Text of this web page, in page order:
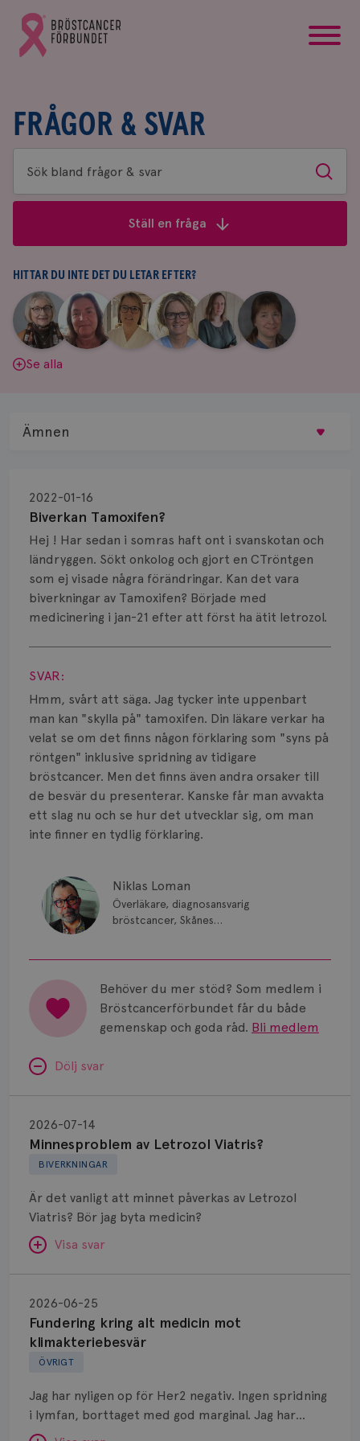
Gå
till
Bröstcancerförbundets
FRÅGOR & SVAR
Sök
bland
&
svar
Sök
Ställ en fråga
HITTAR DU INTE DET DU LETAR EFTER?
Aina
Johnsson
|
Anne
Andersson
Fredrika
Killander
|
Jeanette
Bäcklund
|
Maria
Edegran
|
Yvette
Andersson
Se alla
Biverkan Tamoxifen?
2022-01-16
Hej ! Har sedan i somras haft ont i svanskotan och
ländryggen. Sökt onkolog och gjort en CTröntgen
som ej visade några förändringar. Kan det vara
biverkningar av Tamoxifen? Började med
medicinering i jan-21 efter att först ha ätit letrozol.
Visa svar
SVAR:
Hmm, svårt att säga. Jag tycker inte uppenbart
man kan "skylla på" tamoxifen. Din läkare verkar ha
velat se om det finns någon förklaring som "syns på
röntgen" inklusive spridning av tidigare
bröstcancer. Men det finns även andra orsaker till
de besvär du presenterar. Kanske får man avvakta
ett slag nu och se hur det utvecklar sig, om man
inte finner en tydlig förklaring.
Niklas Loman
Överläkare, diagnosansvarig
bröstcancer, Skånes
Behöver du mer stöd? Som medlem i
Bröstcancerförbundet får du både
gemenskap och goda råd. Bli medlem
Dölj svar
BIVERKNINGAR
Minnesproblem av Letrozol Viatris?
2026-07-14
Är det vanligt att minnet påverkas av Letrozol
Viatris? Bör jag byta medicin?
Visa svar
SVAR:
Hej. Oavsett vilken hormonsänkande behandling
(men även cytostatika) man får så kan en del
uppleva negativ påverkan på minnet. Prata din
märke eller annan aromatashämmare. Det kan ofta
vara bra att ha en paus först, för att se att
Letrozol
Viatris?
ÖVRIGT
Fundering kring alt medicin mot
klimakteriebesvär
2026-06-25
Jag har nyligen op för Her2 negativ. Ingen spridning
i lymfan, borttaget med god marginal. Jag har
genomgått en 5 dagars strålning och är färdig
kring
medicin
Ämnen
Biopsi
Biverkningar
Bröstvårta
Knöl
Läkemedel
Smärta
Prognos
Risker
Spridd bröstcancer
Vätska